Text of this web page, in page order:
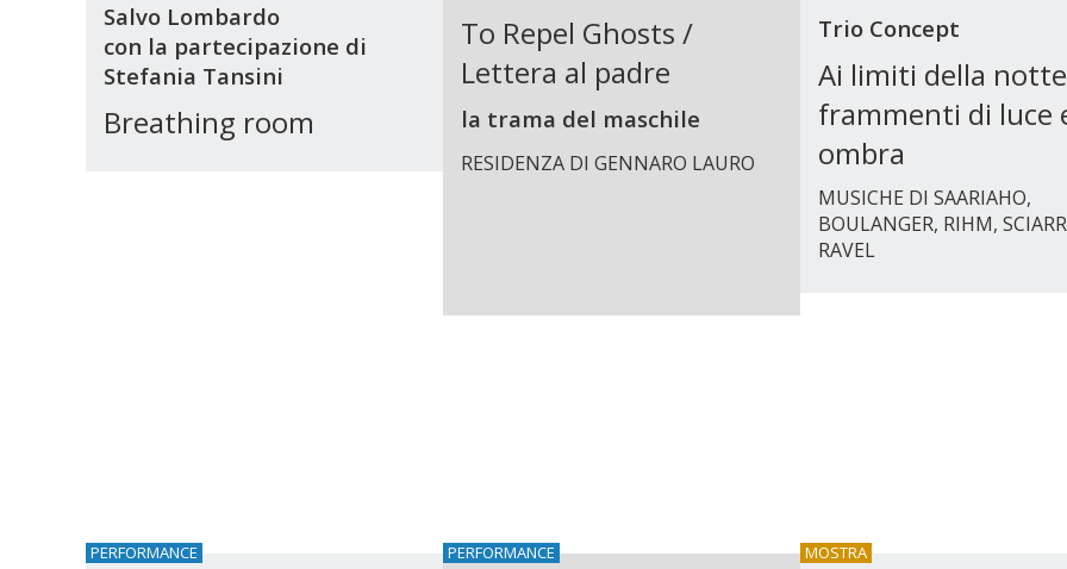
Salvo Lombardo
con la partecipazione di
Stefania Tansini
Breathing room
To Repel Ghosts /
Lettera al padre
la trama del maschile
RESIDENZA DI GENNARO LAURO
Trio Concept
Ai limiti della
frammenti di luce
ombra
MUSICHE DI SAARIAHO,
BOULANGER, RIHM,
RAVEL
PERFORMANCE PERFORMANCE MOSTRA